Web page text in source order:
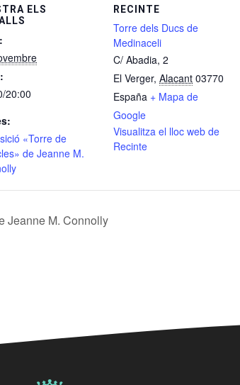
ELS
20:00
«Torre de
de Jeanne M.
RECINTE
Torre dels Ducs de
Medinaceli
C/ Abadia, 2
El Verger, Alacant 03770
España + Mapa de
Google
Visualitza el lloc web de
Recinte
Jeanne M. Connolly